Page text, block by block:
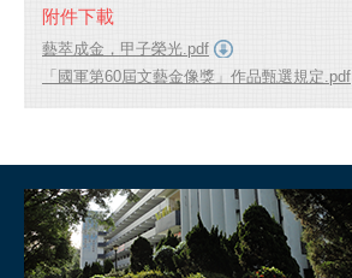
附件下載
藝萃成金，甲子榮光.pdf
「國軍第60屆文藝金像獎」作品甄選規定.pdf